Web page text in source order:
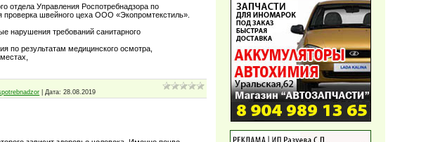
отдела Управления Роспотребнадзора по
проверка швейного цеха ООО «Экопромтекстиль».
нарушения требований санитарного
по результатам медицинского осмотра,
| Дата:28.08.2019